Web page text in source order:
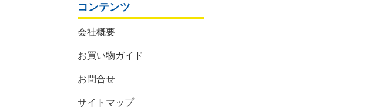
コンテンツ
会社概要
お買い物ガイド
お問合せ
サイトマップ